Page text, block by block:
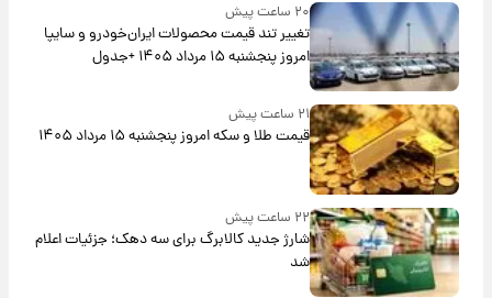
۲۰ ساعت پیش
تغییر تند قیمت محصولات ایران‌خودرو و سایپا
امروز پنجشنبه ۱۵ مرداد ۱۴۰۵ +جدول
۲۱ ساعت پیش
قیمت طلا و سکه امروز پنجشنبه ۱۵ مرداد ۱۴۰۵
۲۲ ساعت پیش
شارژ جدید کالابرگ برای سه دهک؛ جزئیات اعلام
شد